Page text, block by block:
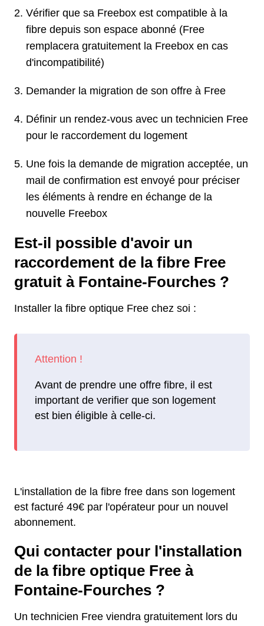
Vérifier que sa Freebox est compatible à la
fibre depuis son espace abonné (Free
remplacera gratuitement la Freebox en cas
d'incompatibilité)
Demander la migration de son offre à Free
Définir un rendez-vous avec un technicien Free
pour le raccordement du logement
Une fois la demande de migration acceptée, un
mail de confirmation est envoyé pour préciser
les éléments à rendre en échange de la
nouvelle Freebox
Est-il possible d'avoir un
raccordement de la fibre Free
gratuit à Fontaine-Fourches ?
Installer la fibre optique Free chez soi :
Avant de prendre une offre fibre, il est
important de verifier que son logement
est bien éligible à celle-ci.
L'installation de la fibre free dans son logement
est facturé 49€ par l'opérateur pour un nouvel
abonnement.
Qui contacter pour l'installation
de la fibre optique Free à
Fontaine-Fourches ?
Un technicien Free viendra gratuitement lors du